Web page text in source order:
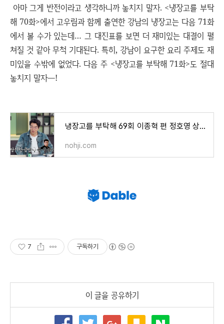
아마 그게 반전이라고 생각하니까 놓치지 말자. <냉장고를 부탁
해 70화>에서 고우림과 함께 출연한 강남의 냉장고는 다음 71화
에서 볼 수가 있는데… 그 대진표를 보면 더 재미있는 대결이 펼
쳐질 것 같아 무척 기대된다. 특히, 강남이 요구한 요리 주제도 재
미있을 수밖에 없었다. 다음 주 <냉장고를 부탁해 71화>도 절대
놓치지 말자―!
냉장고를 부탁해 69회 이종혁 편 정호영 상대로 또 이긴 김풍
nohji.com
7 구독하기
이 글을 공유하기